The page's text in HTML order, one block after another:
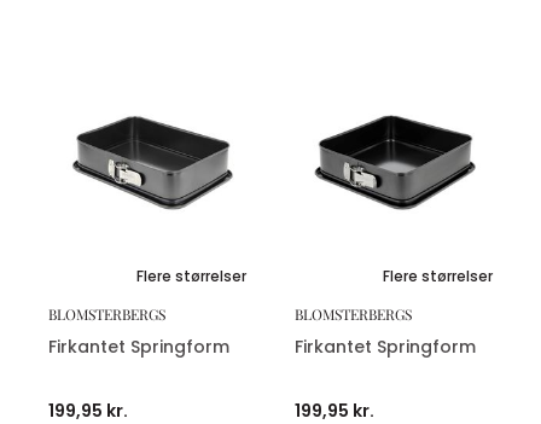
Flere størrelser
BLOMSTERBERGS
Firkantet Springform
199,95 kr.
Flere størrelser
BLOMSTERBERGS
Firkantet Springform
199,95 kr.